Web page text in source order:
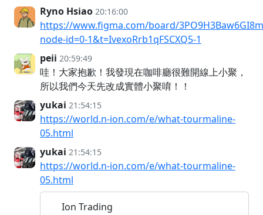
Ryno Hsiao 20:16:00
https://www.figma.com/board/
node-id=0-1&t=IvexoRrb1qFSCXQ5-1
peii 20:59:49
哇！大家抱歉！我發現在咖啡廳很難開線上小聚，
所以我們今天先改成實體小聚唷！！
yukai 21:54:15
https://world.n-ion.com/e/what-tourmaline-
05.html
yukai 21:54:15
https://world.n-ion.com/e/what-tourmaline-
05.html
Ion Trading